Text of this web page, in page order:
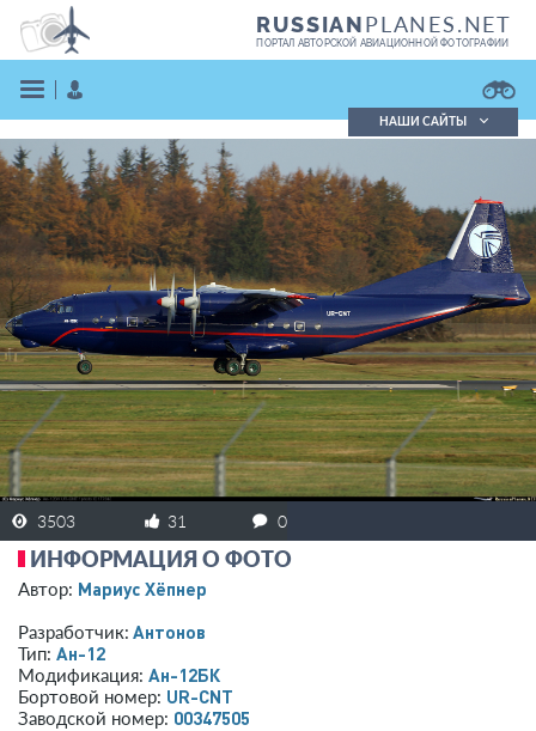
RUSSIANPLANES.NET
ПОРТАЛ АВТОРСКОЙ АВИАЦИОННОЙ ФОТОГРАФИИ
ВОЙТИ
ЗАРЕГИСТРИРОВАТЬСЯ
Поиск фотографий
Поиск в реестре
Кратко
Подробно
НАШИ САЙТЫ
3503 31 0
ИНФОРМАЦИЯ О ФОТО
Автор: Мариус Хёпнер
Разработчик: Антонов
Тип: Ан-12
Модификация: Ан-12БК
Бортовой номер: UR-CNT
Заводской номер: 00347505